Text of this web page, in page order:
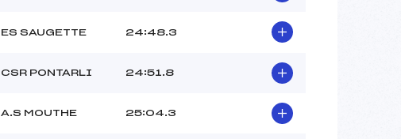
ES SAUGETTE 24:48.3
CSR PONTARLI 24:51.8
A.S MOUTHE 25:04.3